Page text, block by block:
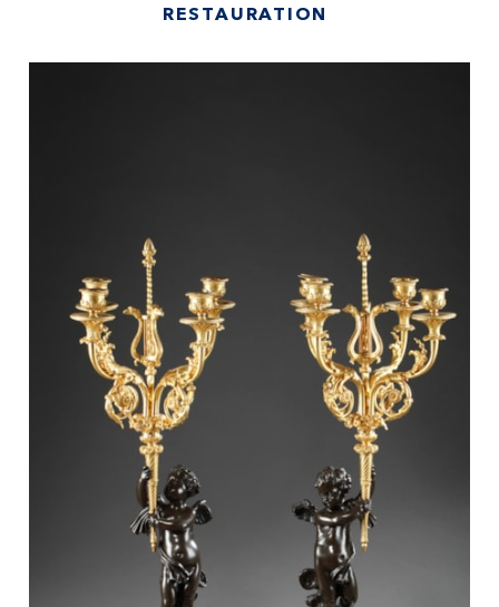
RESTAURATION